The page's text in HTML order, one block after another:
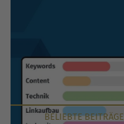
BELIEBTEBEITRÄGE